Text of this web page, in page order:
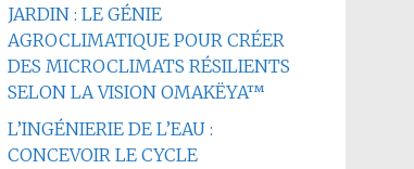
JARDIN : LE GÉNIE
AGROCLIMATIQUE POUR CRÉER
DES MICROCLIMATS RÉSILIENTS
SELON LA VISION OMAKËYA™
L’INGÉNIERIE DE L’EAU :
CONCEVOIR LE CYCLE